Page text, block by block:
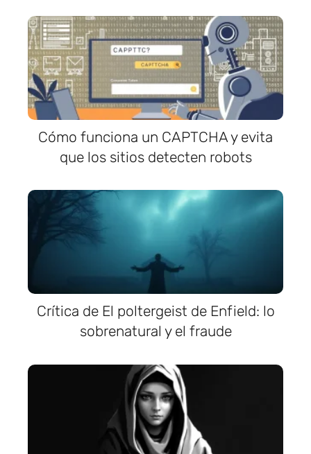
Cómo funciona un CAPTCHA y evita
que los sitios detecten robots
Crítica de El poltergeist de Enfield: lo
sobrenatural y el fraude